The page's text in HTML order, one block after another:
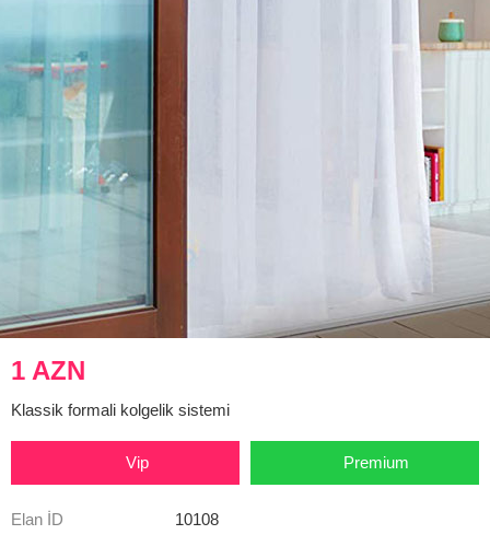
1 AZN
Klassik formali kolgelik sistemi
Vip Premium
Elan İD 10108